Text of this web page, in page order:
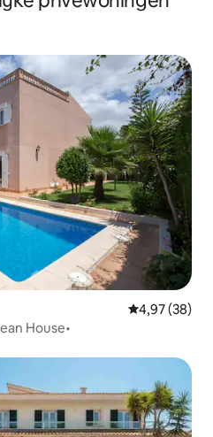
Gemiddelde
4,97 (38)
House•